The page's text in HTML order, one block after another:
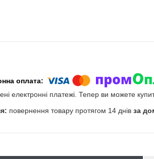
електронні платежі. Тепер ви можете
повернення товару протягом 14 днів за